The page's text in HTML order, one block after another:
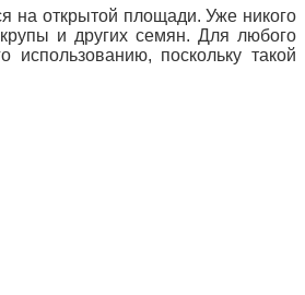
на открытой площади. Уже никого
и других семян. Для любого
поскольку такой